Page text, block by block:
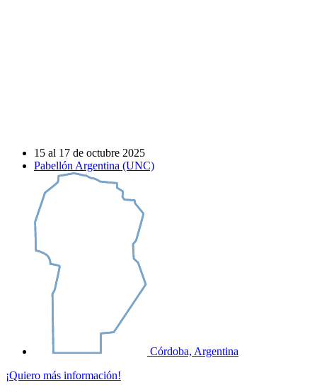
15 al 17 de octubre 2025
Pabellón Argentina (UNC)
Córdoba, Argentina
¡Quiero más información!